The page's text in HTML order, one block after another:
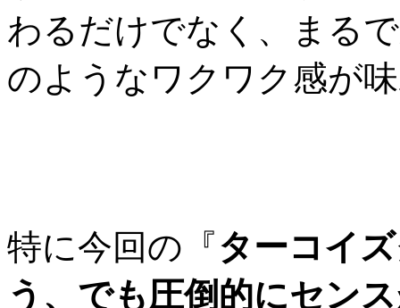
わるだけでなく、まる
のようなワクワク感が
特に今回の『ターコイ
う、でも圧倒的にセン